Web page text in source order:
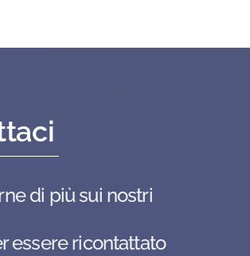
di più sui nostri
essere ricontattato